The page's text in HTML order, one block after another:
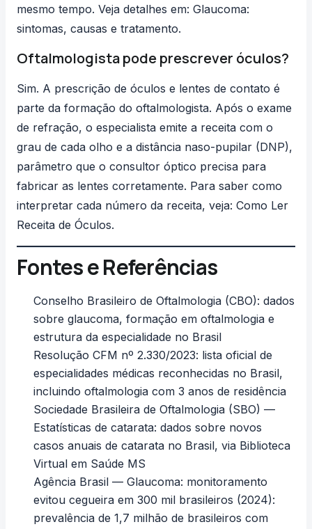
mesmo tempo. Veja detalhes em: Glaucoma:
sintomas, causas e tratamento.
Oftalmologista pode prescrever óculos?
Sim. A prescrição de óculos e lentes de contato é
parte da formação do oftalmologista. Após o exame
de refração, o especialista emite a receita com o
grau de cada olho e a distância naso-pupilar (DNP),
parâmetro que o consultor óptico precisa para
fabricar as lentes corretamente. Para saber como
interpretar cada número da receita, veja: Como Ler
Receita de Óculos.
Fontes e Referências
Conselho Brasileiro de Oftalmologia (CBO): dados
sobre glaucoma, formação em oftalmologia e
estrutura da especialidade no Brasil
Resolução CFM nº 2.330/2023: lista oficial de
especialidades médicas reconhecidas no Brasil,
incluindo oftalmologia com 3 anos de residência
Sociedade Brasileira de Oftalmologia (SBO) —
Estatísticas de catarata: dados sobre novos
casos anuais de catarata no Brasil, via Biblioteca
Virtual em Saúde MS
Agência Brasil — Glaucoma: monitoramento
evitou cegueira em 300 mil brasileiros (2024):
prevalência de 1,7 milhão de brasileiros com